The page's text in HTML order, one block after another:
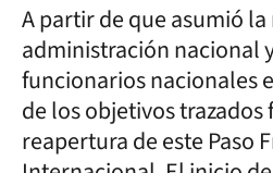
A partir de que asumió la
administración nacional
funcionarios nacionales
de los objetivos
reapertura de este Paso